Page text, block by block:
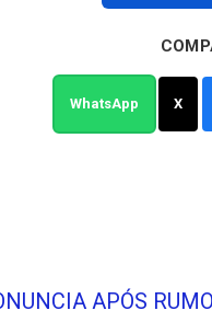
WhatsApp X
APÓS